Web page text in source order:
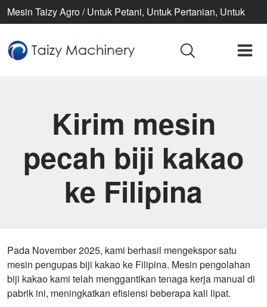
Mesin Taizy Agro / Untuk Petani, Untuk Pertanian, Untuk
Kirim mesin
pecah biji kakao
ke Filipina
Pada November 2025, kami berhasil mengekspor satu
mesin pengupas biji kakao ke Filipina. Mesin pengolahan
biji kakao kami telah menggantikan tenaga kerja manual di
pabrik ini, meningkatkan efisiensi beberapa kali lipat.